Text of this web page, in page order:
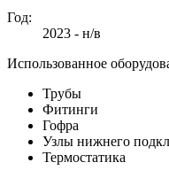
Год:
2023 - н/в
Использованное
Трубы
Фитинги
Гофра
Узлы нижнего
Термостатика